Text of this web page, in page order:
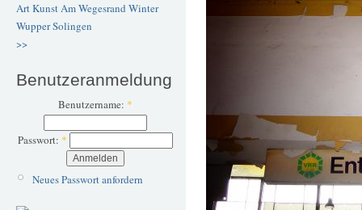
ArtKunstAm Wegesrand Winter
WupperSolingen
>>
Benutzeranmeldung
Benutzername: *
Passwort: *
Neues Passwort anfordern